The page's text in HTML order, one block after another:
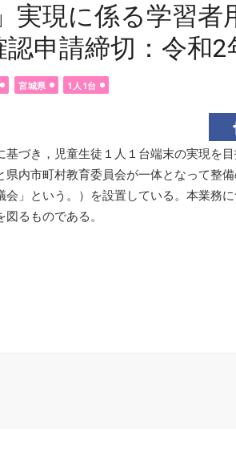
実現に係る学習
申請締切：令和2
宮城県 1人1台
づき，児童生徒１人１台端末の実現を
内市町村教育委員会が一体となって整
」という。）を設置している。本業務
るものである。